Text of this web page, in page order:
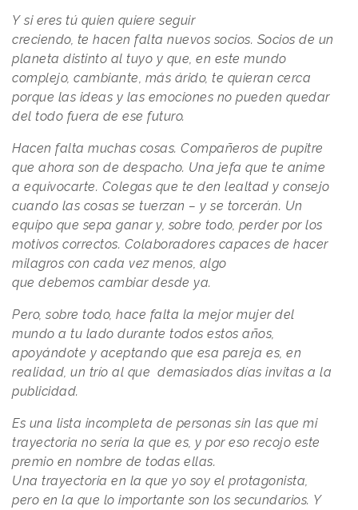
Y si eres tú quien quiere seguir
creciendo, te hacen falta nuevos socios. Socios de un
planeta distinto al tuyo y que, en este mundo
complejo, cambiante, más árido, te quieran cerca
porque las ideas y las emociones no pueden quedar
del todo fuera de ese futuro.
Hacen falta muchas cosas. Compañeros de pupitre
que ahora son de despacho. Una jefa que te anime
a equivocarte. Colegas que te den lealtad y consejo
cuando las cosas se tuerzan – y se torcerán. Un
equipo que sepa ganar y, sobre todo, perder por los
motivos correctos. Colaboradores capaces de hacer
milagros con cada vez menos, algo
que debemos cambiar desde ya.
Pero, sobre todo, hace falta la mejor mujer del
mundo a tu lado durante todos estos años,
apoyándote y aceptando que esa pareja es, en
realidad, un trío al que demasiados días invitas a la
publicidad.
Es una lista incompleta de personas sin las que mi
trayectoria no sería la que es, y por eso recojo este
premio en nombre de todas ellas.
Una trayectoria en la que yo soy el protagonista,
pero en la que lo importante son los secundarios. Y